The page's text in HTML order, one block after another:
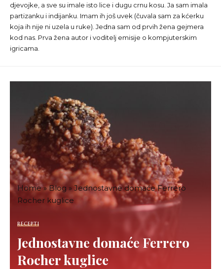
djevojke, a sve su imale isto lice i dugu crnu kosu. Ja sam imala
partizanku i indijanku. Imam ih još uvek (čuvala sam za kćerku
koja ih nije ni uzela u ruke). Jedna sam od prvih žena gejmera
kod nas. Prva žena autor i voditelj emisije o kompjuterskim
igricama.
Home»Blog » Jednostavne domaće Ferrero
Rocher kuglice
RECEPTI
Jednostavne domaće Ferrero
Rocher kuglice